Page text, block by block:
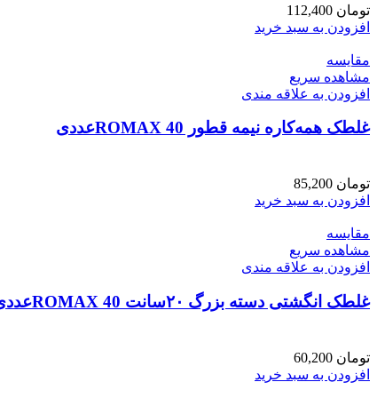
تومان
افزودن به سبد خرید
مقایسه
مشاهده سریع
افزودن به علاقه مندی
غلطک همه‌کاره نیمه قطور ROMAX 40عددی
تومان
افزودن به سبد خرید
مقایسه
مشاهده سریع
افزودن به علاقه مندی
غلطک انگشتی دسته بزرگ ۲۰سانت ROMAX 40عددی
تومان
افزودن به سبد خرید